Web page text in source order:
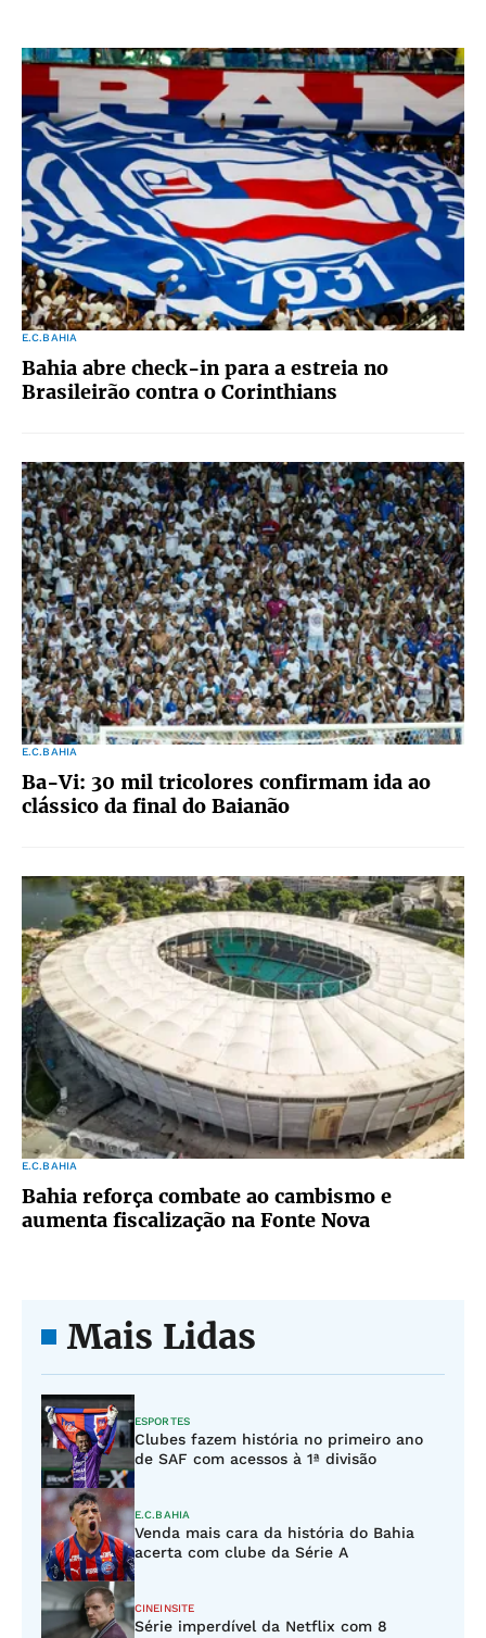
E.C.BAHIA
Bahia abre check-in para a estreia no
Brasileirão contra o Corinthians
E.C.BAHIA
Ba-Vi: 30 mil tricolores confirmam ida ao
clássico da final do Baianão
E.C.BAHIA
Bahia reforça combate ao cambismo e
aumenta fiscalização na Fonte Nova
Mais Lidas
ESPORTES
Clubes fazem história no primeiro ano
de SAF com acessos à 1ª divisão
E.C.BAHIA
Venda mais cara da história do Bahia
acerta com clube da Série A
CINEINSITE
Série imperdível da Netflix com 8